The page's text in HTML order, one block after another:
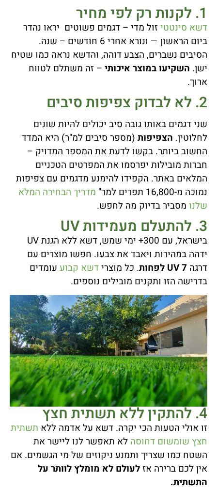
1. לקנות רק לפי מחיר
דשא סינטטי זול מדי – דגמים פשוטים יראו נהדר
ביום הראשון — ונורא אחרי 6 חודשים – שנה.
הסיבים נשברים, הצבע דוהה, והדשא נראה כמו שטיח
ישן. השקיעו במוצר איכותי – זה משתלם לטווח
ארוך.
2. לא לבדוק צפיפות סיבים
שני דגמים באותו גובה סיב יכולים להיות שונים
לחלוטין. הצפיפות (מספר סיבים למ"ר) היא המדד
החשוב ביותר. בקשו לדעת את המספר המדויק –
חברות מובילות יפרסמו את המפרטים הטכניים
המלאים באתר. הקפידו להימנע מדגמים עם צפיפות
נמוכה מ-16,800 תפרים למר"
מדריך הבחירה המלא
שלנו מסביר בדיוק מה לחפש.
3. להתעלם מעמידות UV
בישראל, עם 300+ ימי שמש, דשא ללא הגנת UV
ידהה במהירות ויאבד את צבעו. חפשו מוצרים עם
דרגה UV 7 לפחות . כל מוצרידשא קבוע עומדים
בדרישה הזו ותקנים מובילים נוספים.
4. להתקין ללא תשתית חצץ
זו אולי הטעות הכי יקרה. דשא על אדמה ללא תשתית
חצץ שומשום דחוסה לא תאפשר לנו ליישר את
השטח כמו שצריך ותמנע ניקוזים של מי הגשמים. אם
אין לכם ברירה אזלעולם לא מומלץ לוותר על
התשתית.